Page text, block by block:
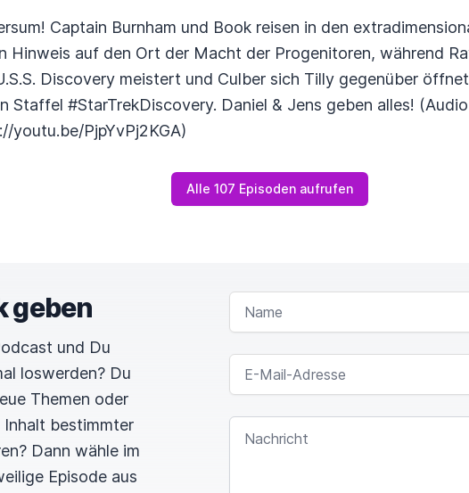
Captain Burnham und Book reisen in den
Hinweis auf den Ort der Macht der Progenitoren, während
Discovery meistert und Culber sich Tilly gegenüber
Staffel #StarTrekDiscovery. Daniel & Jens geben alles!
youtu.be/PjpYvPj2KGA)
Alle 107 Episoden aufrufen
geben
und Du
loswerden? Du
Themen oder
bestimmter
Dann wähle im
Episode aus
NAME
E-MAIL-ADRESSE
NACHRICHT